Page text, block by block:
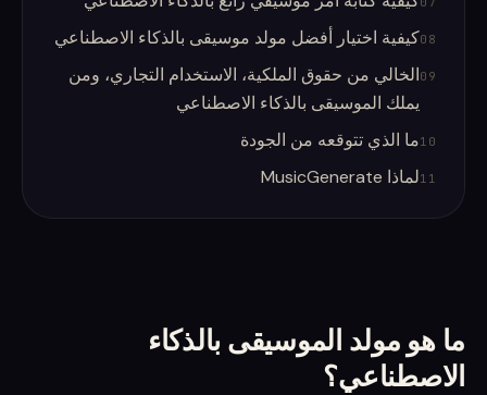
08كيفية اختيار أفضل مولد موسيقى بالذكاء الاصطناعي
09الخالي من حقوق الملكية، الاستخدام التجاري، ومن
يملك الموسيقى بالذكاء الاصطناعي
10ما الذي تتوقعه من الجودة
11لماذا MusicGenerate
ما هو مولد الموسيقى بالذكاء
الاصطناعي؟